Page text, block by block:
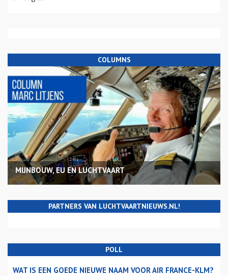
COLUMNS
MIJNBOUW, EU EN LUCHTVAART
PARTNERS VAN LUCHTVAARTNIEUWS.NL!
POLL
WAT IS EEN GOEDE NIEUWE NAAM VOOR AIR FRANCE-KLM?